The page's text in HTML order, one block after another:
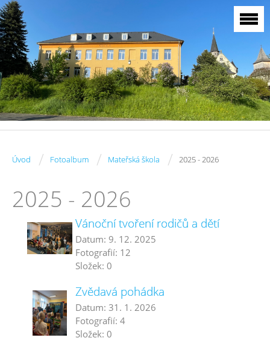
Úvod / Fotoalbum / Mateřská škola / 2025 - 2026
2025 - 2026
Vánoční tvoření rodičů a dětí
Datum: 9. 12. 2025
Fotografií: 12
Složek: 0
Zvědavá pohádka
Datum: 31. 1. 2026
Fotografií: 4
Složek: 0